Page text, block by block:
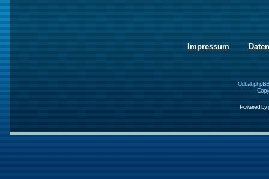
Impressum
Cobalt
Powered by